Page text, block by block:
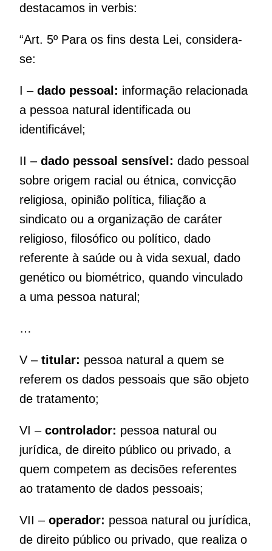
destacamos in verbis:
“Art. 5º Para os fins desta Lei, considera-
se:
I – dado pessoal: informação relacionada
a pessoa natural identificada ou
identificável;
II – dado pessoal sensível: dado pessoal
sobre origem racial ou étnica, convicção
religiosa, opinião política, filiação a
sindicato ou a organização de caráter
religioso, filosófico ou político, dado
referente à saúde ou à vida sexual, dado
genético ou biométrico, quando vinculado
a uma pessoa natural;
…
V – titular: pessoa natural a quem se
referem os dados pessoais que são objeto
de tratamento;
VI – controlador: pessoa natural ou
jurídica, de direito público ou privado, a
quem competem as decisões referentes
ao tratamento de dados pessoais;
VII – operador: pessoa natural ou jurídica,
de direito público ou privado, que realiza o